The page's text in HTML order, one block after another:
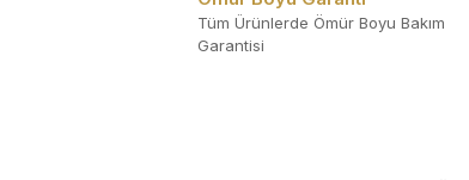
Tüm Ürünlerde Ömür Boyu Bakım
Garantisi